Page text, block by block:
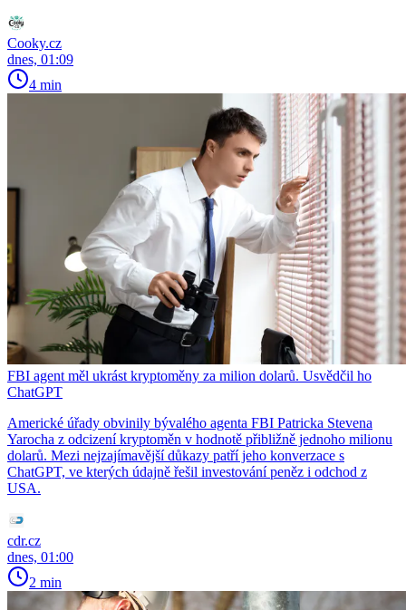
Cooky.cz
dnes, 01:09
4 min
FBI agent měl ukrást kryptoměny za milion dolarů. Usvědčil ho
ChatGPT
Americké úřady obvinily bývalého agenta FBI Patricka Stevena
Yarocha z odcizení kryptoměn v hodnotě přibližně jednoho milionu
dolarů. Mezi nejzajímavější důkazy patří jeho konverzace s
ChatGPT, ve kterých údajně řešil investování peněz i odchod z
USA.
cdr.cz
dnes, 01:00
2 min